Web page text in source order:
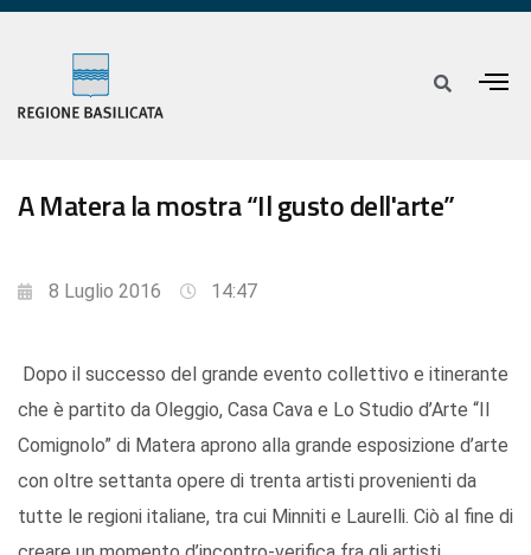
A Matera la mostra “Il gusto dell'arte”
8 Luglio 2016 14:47
Dopo il successo del grande evento collettivo e itinerante
che è partito da Oleggio, Casa Cava e Lo Studio d’Arte “Il
Comignolo” di Matera aprono alla grande esposizione d’arte
con oltre settanta opere di trenta artisti provenienti da
tutte le regioni italiane, tra cui Minniti e Laurelli. Ciò al fine di